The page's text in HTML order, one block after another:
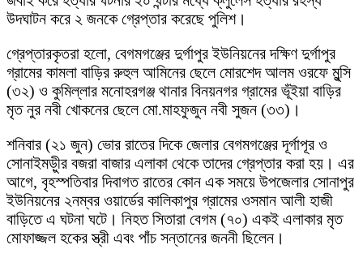
উদঘাটন করে ২ জনকে গ্রেপ্তার করেছে পুলিশ।
গ্রেপ্তারকৃতরা হলো, বেগমগঞ্জের দুর্গাপুর ইউনিয়নের দক্ষিণ দুর্গাপুর
গ্রামের কামলা বাড়ির রুহুল আমিনের ছেলে মোরশেদ আলম ওরফে মুন্সি
(৩২) ও কুমিল্লার মনোহরগঞ্জ থানার বিনয়নগর গ্রামের ভূঁইয়া বাড়ির
মৃত নুর নবী খোকনের ছেলে মো.মাহফুজুন নবী সুজন (৩৩)।
শনিবার (২১ জুন) ভোর রাতের দিকে জেলার বেগমগঞ্জের দূর্গাপূর ও
সোনাইমড়ুীর বজরা বাজার এলাকা থেকে তাদের গ্রেপ্তার করা হয়। এর
আগে, বৃহস্পতিবার দিবাগত রাতের কোন এক সময়ে উপজেলার সোনাপুর
ইউনিয়নের ২নম্বর ওয়ার্ডের কালিকাপুর গ্রামের ওসমান আলী হাজী
বাড়িতে এ ঘটনা ঘটে। নিহত সিতারা বেগম (৭০) একই এলাকার মৃত
মোফাজ্জল হকের স্ত্রী এবং পাঁচ সন্তানের জননী ছিলেন।